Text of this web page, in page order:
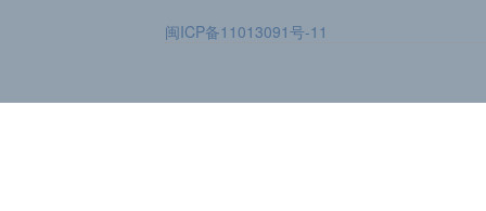
闽ICP备11013091号-11